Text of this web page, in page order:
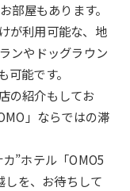
部屋もあります。
が利用可能な、地
ンやドッグラウン
能です。
の紹介もしてお
」ならではの滞
”ホテル「OMO5
を、お待ちして